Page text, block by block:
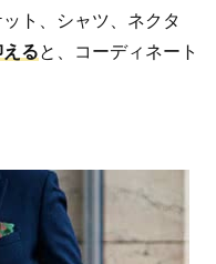
ト、シャツ、ネクタ
ると、コーディネート